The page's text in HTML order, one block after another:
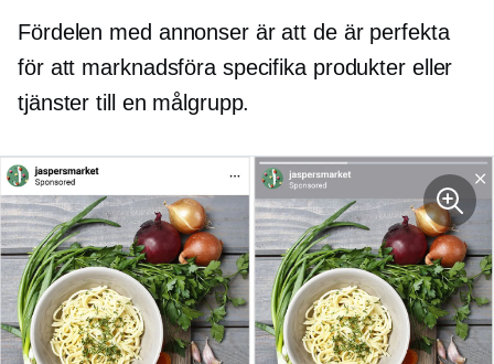
Fördelen med annonser är att de är perfekta
för att marknadsföra specifika produkter eller
tjänster till en målgrupp.